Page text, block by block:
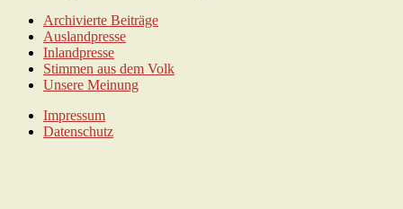
Archivierte Beiträge
Auslandpresse
Inlandpresse
Stimmen aus dem Volk
Unsere Meinung
Impressum
Datenschutz